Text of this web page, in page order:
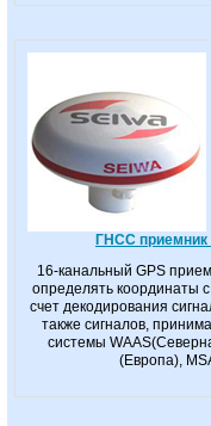
ГНСС приемник
16-канальный GPS
определять координаты
счет декодирования
также сигналов,
системы
(Европа),